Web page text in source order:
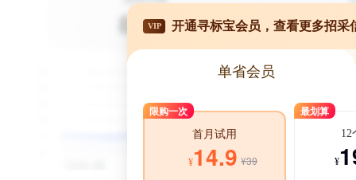
VIP 开通寻标宝会员，查看更多招采
单省会员
限购一次
首月试用
¥14.9 ¥39
最划算
12
¥